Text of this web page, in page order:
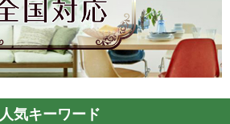
人気キーワード